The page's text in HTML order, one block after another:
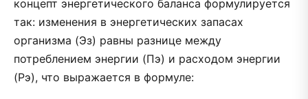
концепт энергетического баланса формулируется
так: изменения в энергетических запасах
организма (Эз) равны разнице между
потреблением энергии (Пэ) и расходом энергии
(Рэ), что выражается в формуле: